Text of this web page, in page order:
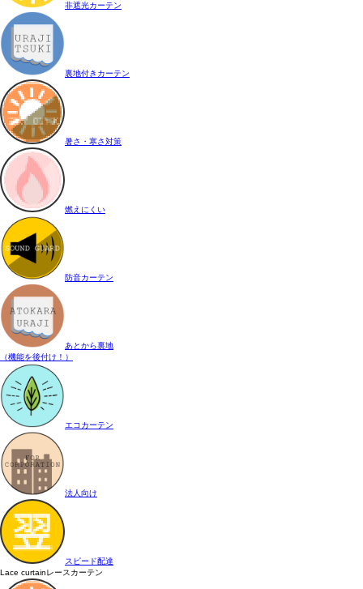
非遮光カーテン
裏地付きカーテン
暑さ・寒さ対策
燃えにくい
防音カーテン
あとから裏地
（機能を後付け！）
エコカーテン
法人向け
スピード配達
Lace curtainレースカーテン